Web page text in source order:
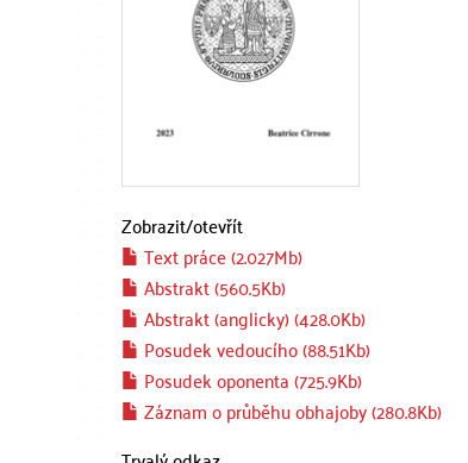
Zobrazit/otevřít
Text práce (2.027Mb)
Abstrakt (560.5Kb)
Abstrakt (anglicky) (428.0Kb)
Posudek vedoucího (88.51Kb)
Posudek oponenta (725.9Kb)
Záznam o průběhu obhajoby (280.8Kb)